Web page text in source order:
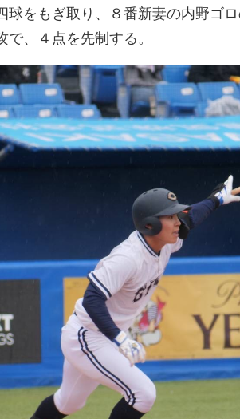
をもぎ取り、８番新妻の内野ゴロ
、４点を先制する。